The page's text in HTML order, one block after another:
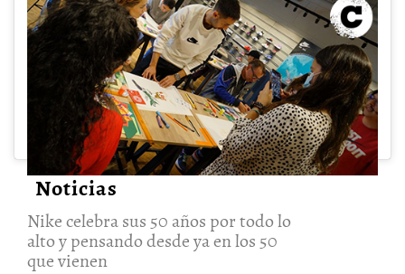
Una publicación compartida de Revista Cartel Urbano (@cartelurbano)
Nike celebra sus 50 años por
todo lo alto y pensando desde
ya en los 50 que vienen
23/Mayo/2022
Noticias
Nike celebra sus 50 años por todo lo
alto y pensando desde ya en los 50
que vienen